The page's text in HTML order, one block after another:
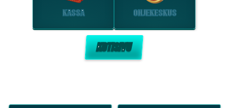
KASSA OHJEKESKUS
KOTISIVU